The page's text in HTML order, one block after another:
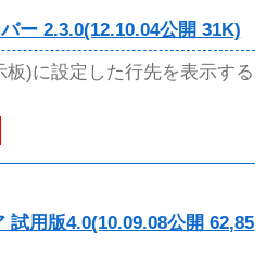
ー 2.3.0(12.10.04公開 31K)
)に設定した行先を表示する
用版4.0(10.09.08公開 62,85